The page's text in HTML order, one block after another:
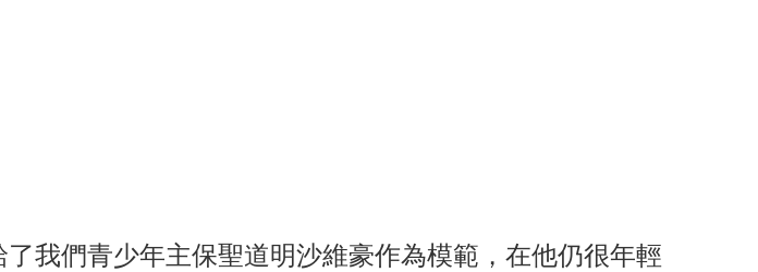
我們青少年主保聖道明沙維豪作為模範，在他仍很年輕